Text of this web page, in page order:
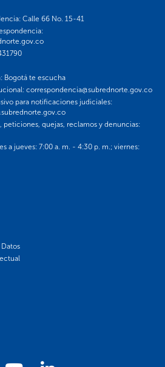
Calle 66 No. 15-41
Bogotá te escucha
correspondencia@subrednorte.gov.co
para notificaciones judiciales:
peticiones, quejas, reclamos y denuncias:
a jueves: 7:00 a. m. - 4:30 p. m.; viernes: